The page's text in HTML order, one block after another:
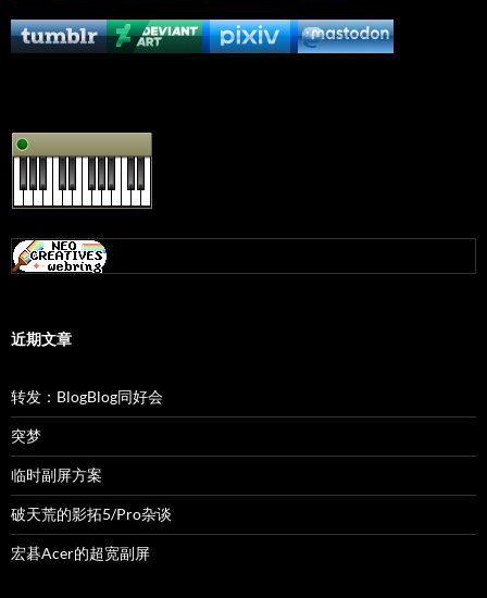
近期文章
转发：BlogBlog同好会
突梦
临时副屏方案
破天荒的影拓5/Pro杂谈
宏碁Acer的超宽副屏